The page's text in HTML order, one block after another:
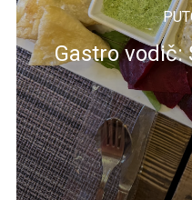
Gastro vodič: